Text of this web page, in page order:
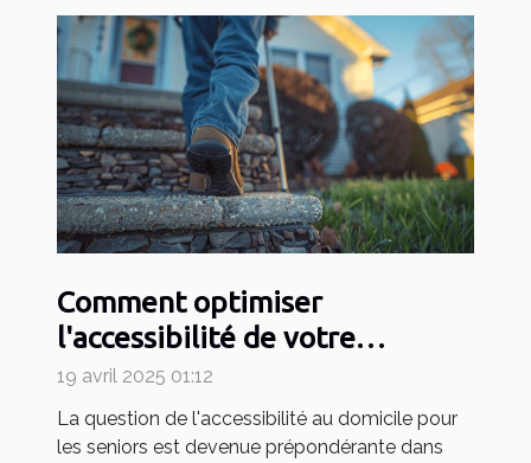
Comment optimiser
l'accessibilité de votre
domicile pour seniors
19 avril 2025 01:12
La question de l'accessibilité au domicile pour
les seniors est devenue prépondérante dans